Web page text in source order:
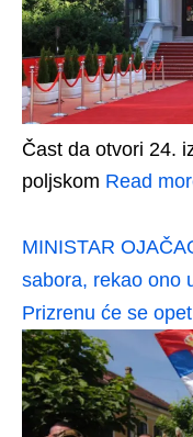
Čast da otvori 24.
poljskom Read
MINISTAR
sabora, rekao ono
Prizrenu će se